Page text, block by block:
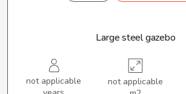
Large steel gazebo
not applicable
not applicable